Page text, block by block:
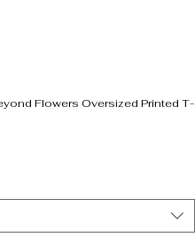
Flowers Oversized Printed T-